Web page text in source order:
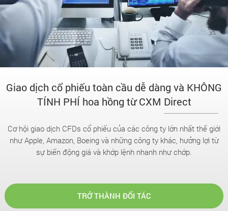
Giao dịch cổ phiếu toàn cầu dễ dàng và KHÔNG
TÍNH PHÍ hoa hồng từ CXM Direct
Cơ hội giao dịch CFDs cổ phiếu của các công ty lớn nhất thế giới
như Apple, Amazon, Boeing và những công ty khác, hưởng lợi từ
sự biến động giá và khớp lệnh nhanh như chớp.
TRỞ THÀNH ĐỐI TÁC